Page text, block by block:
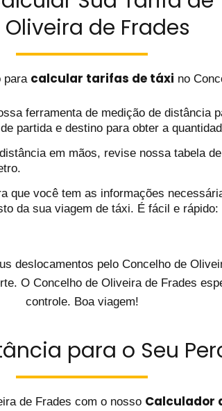
de Frades
para calcular tarifas de táxi no
ferramenta de medição de distância
partida e destino para obter a
em mãos, revise nossa tabela
que você tem as informações
da sua viagem de táxi. É fácil e
deslocamentos pelo Concelho de
O Concelho de Oliveira de Frades
controle. Boa viagem!
para o Seu
de Frades com o nosso Calculador